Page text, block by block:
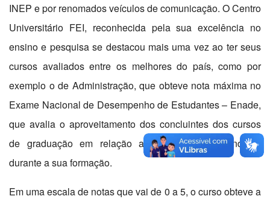
INEP e por renomados veículos de comunicação. O Centro
Universitário FEI, reconhecida pela sua excelência no
ensino e pesquisa se destacou mais uma vez ao ter seus
cursos avaliados entre os melhores do país, como por
exemplo o de Administração, que obteve nota máxima no
Exame Nacional de Desempenho de Estudantes – Enade,
que avalia o aproveitamento dos concluintes dos cursos
de graduação em relação aos conteúdos aprendidos
durante a sua formação.
Em uma escala de notas que vai de 0 a 5, o curso obteve a